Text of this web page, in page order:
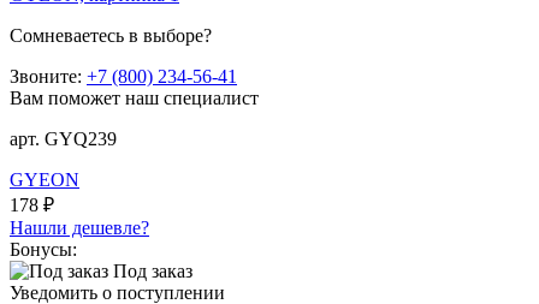
Сомневаетесь в выборе?
Звоните: +7 (800) 234-56-41
Вам поможет наш специалист
арт. GYQ239
GYEON
178 ₽
Нашли дешевле?
Бонусы:
Под заказ
Уведомить о поступлении